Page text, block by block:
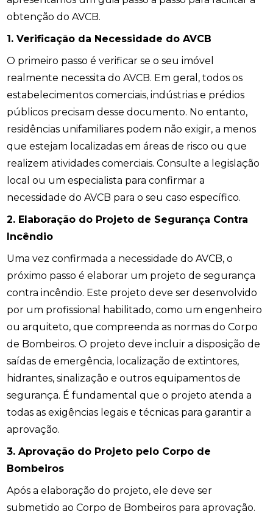
obtenção do AVCB.
1. Verificação da Necessidade do AVCB
O primeiro passo é verificar se o seu imóvel
realmente necessita do AVCB. Em geral, todos os
estabelecimentos comerciais, indústrias e prédios
públicos precisam desse documento. No entanto,
residências unifamiliares podem não exigir, a menos
que estejam localizadas em áreas de risco ou que
realizem atividades comerciais. Consulte a legislação
local ou um especialista para confirmar a
necessidade do AVCB para o seu caso específico.
2. Elaboração do Projeto de Segurança Contra
Incêndio
Uma vez confirmada a necessidade do AVCB, o
próximo passo é elaborar um projeto de segurança
contra incêndio. Este projeto deve ser desenvolvido
por um profissional habilitado, como um engenheiro
ou arquiteto, que compreenda as normas do Corpo
de Bombeiros. O projeto deve incluir a disposição de
saídas de emergência, localização de extintores,
hidrantes, sinalização e outros equipamentos de
segurança. É fundamental que o projeto atenda a
todas as exigências legais e técnicas para garantir a
aprovação.
3. Aprovação do Projeto pelo Corpo de
Bombeiros
Após a elaboração do projeto, ele deve ser
submetido ao Corpo de Bombeiros para aprovação.